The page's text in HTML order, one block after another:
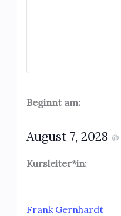
Beginnt am:
August 7, 2028 @
Kursleiter*in:
Frank Gernhardt